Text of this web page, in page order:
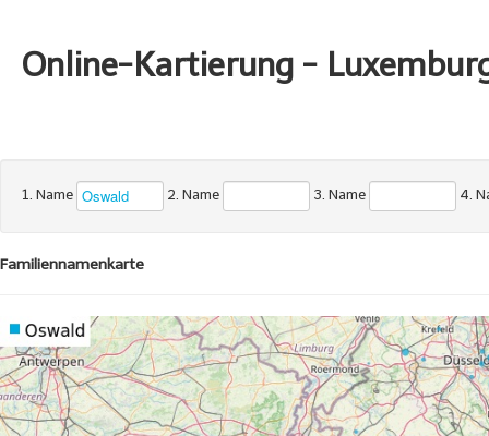
Online-Kartierung -
1. Name 2. Name 3. Name 4.
Familiennamenkarte